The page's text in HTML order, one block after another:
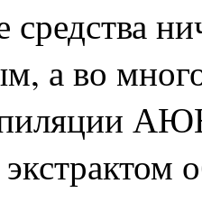
а во